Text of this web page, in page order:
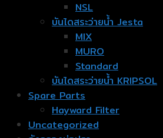
NSL
บันไดสระว่ายน้ำ Jesta
MIX
MURO
Standard
บันไดสระว่ายน้ำ KRIPSOL
Spare Parts
Hayward Filter
Uncategorized